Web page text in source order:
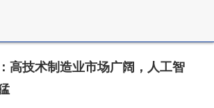
高技术制造业市场广阔，人工智